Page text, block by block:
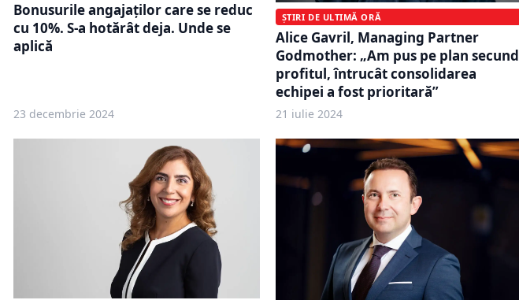
Bonusurile angajaților care se reduc
cu 10%. S-a hotărât deja. Unde se
aplică
23 decembrie 2024
ȘTIRI DE ULTIMĂ ORĂ
Alice Gavril, Managing Partner
Godmother: „Am pus pe plan secund
profitul, întrucât consolidarea
echipei a fost prioritară”
21 iulie 2024